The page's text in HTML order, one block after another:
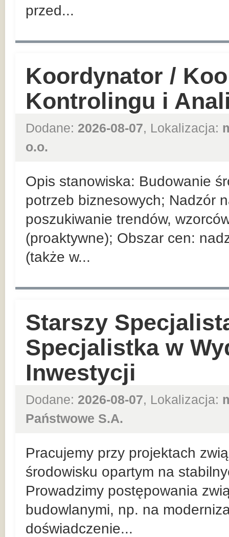
przed...
Koordynator /
Kontrolingu i
Dodane: 2026-08-07, Lokalizacja:
o.o.
Opis stanowiska: Budowanie
potrzeb biznesowych; Nadzór
poszukiwanie trendów,
(proaktywne); Obszar cen:
(także w...
Starszy
Specjalistka w
Inwestycji
Dodane: 2026-08-07, Lokalizacja:
Państwowe S.A.
Pracujemy przy projektach
środowisku opartym na
Prowadzimy postępowania
budowlanymi, np. na
doświadczenie...